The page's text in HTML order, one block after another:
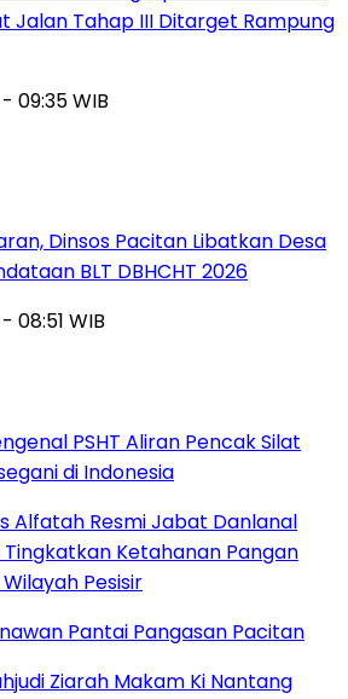
Jalan Tahap III Ditarget Rampung
09:35 WIB
Dinsos Pacitan Libatkan Desa
BLT DBHCHT 2026
08:51 WIB
PSHT Aliran Pencak Silat
di Indonesia
Alfatah Resmi Jabat Danlanal
Tingkatkan Ketahanan Pangan
Pesisir
Pantai Pangasan Pacitan
Ziarah Makam Ki Nantang